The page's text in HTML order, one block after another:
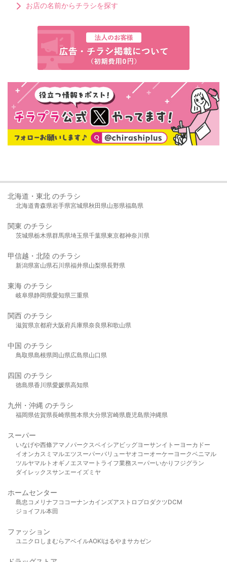
お店の名前からチラシを探す
北海道・東北 のチラシ
北海道青森県岩手県宮城県秋田県山形県福島県
関東 のチラシ
茨城県栃木県群馬県埼玉県千葉県東京都神奈川県
甲信越・北陸 のチラシ
新潟県富山県石川県福井県山梨県長野県
東海 のチラシ
岐阜県静岡県愛知県三重県
関西 のチラシ
滋賀県京都府大阪府兵庫県奈良県和歌山県
中国 のチラシ
鳥取県島根県岡山県広島県山口県
四国 のチラシ
徳島県香川県愛媛県高知県
九州・沖縄 のチラシ
福岡県佐賀県長崎県熊本県大分県宮崎県鹿児島県沖縄県
スーパー
いなげや西條アマノパークスベイシア ビッグヨーサンイトーヨーカドー
イオンカスミ マルエツスーパーバリューヤオコーオーケー ヨークベニマル
ツルヤマルト オギノ エスマート ライフ業務スーパーいかり フジグラン
ダイレックスサンエーイズミヤ
ホームセンター
島忠 コメリ ナフコ コーナンカインズアストロプロダクツDCM
ジョイフル本田
ファッション
ユニクロ しまむら アベイルAOKIはるやま サカゼン